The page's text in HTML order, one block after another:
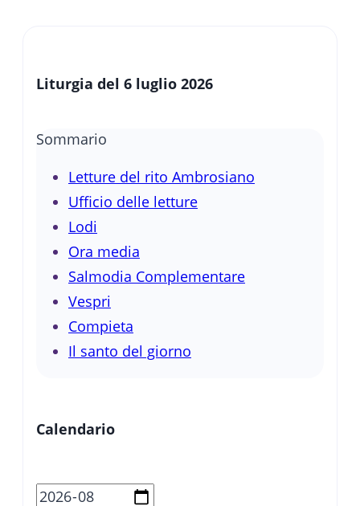
Liturgia del 6 luglio 2026
Sommario
Letture del rito Ambrosiano
Ufficio delle letture
Lodi
Ora media
Salmodia Complementare
Vespri
Compieta
Il santo del giorno
Calendario